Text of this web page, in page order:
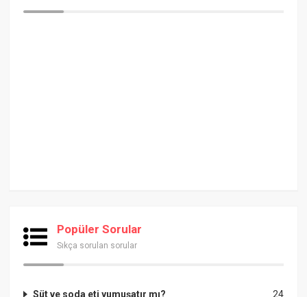
Popüler Sorular
Sıkça sorulan sorular
24
Süt ve soda eti yumuşatır mı?